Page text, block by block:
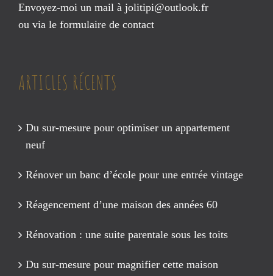
Envoyez-moi un mail à jolitipi@outlook.fr
ou via le formulaire de contact
ARTICLES RÉCENTS
Du sur-mesure pour optimiser un appartement
neuf
Rénover un banc d’école pour une entrée vintage
Réagencement d’une maison des années 60
Rénovation : une suite parentale sous les toits
Du sur-mesure pour magnifier cette maison